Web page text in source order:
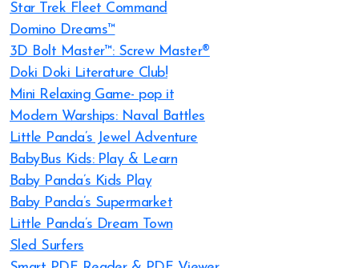
Star Trek Fleet Command
Domino Dreams™
3D Bolt Master™: Screw Master®
Doki Doki Literature Club!
Mini Relaxing Game- pop it
Modern Warships: Naval Battles
Little Panda’s Jewel Adventure
BabyBus Kids: Play & Learn
Baby Panda’s Kids Play
Baby Panda’s Supermarket
Little Panda’s Dream Town
Sled Surfers